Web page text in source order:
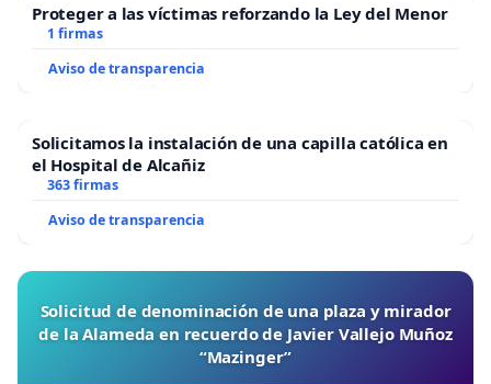
Proteger a las víctimas reforzando la Ley del Menor
1 firmas
Aviso de transparencia
Solicitamos la instalación de una capilla católica en
el Hospital de Alcañiz
363 firmas
Aviso de transparencia
Solicitud de denominación de una plaza y mirador
de la Alameda en recuerdo de Javier Vallejo Muñoz
“Mazinger”